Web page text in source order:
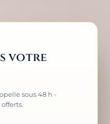
votre
sous 48 h -